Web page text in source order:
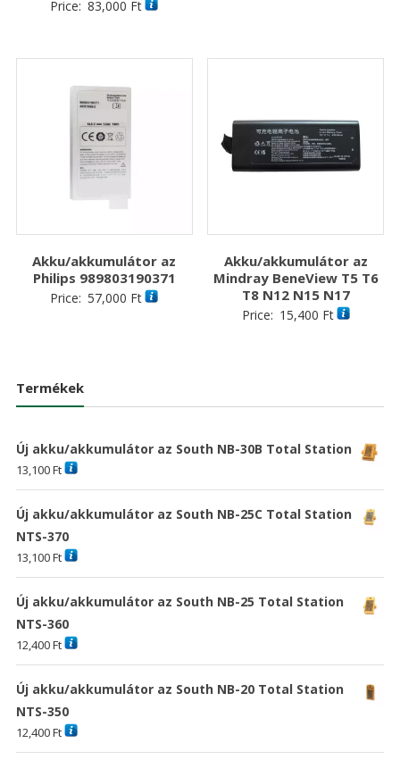
Price: 83,000 Ft
Akku/akkumulátor az
Philips 989803190371
Price: 57,000 Ft
Akku/akkumulátor az
Mindray BeneView T5 T6
T8 N12 N15 N17
Price: 15,400 Ft
Termékek
Új akku/akkumulátor az South NB-30B Total Station
13,100Ft
Új akku/akkumulátor az South NB-25C Total Station
NTS-370
13,100Ft
Új akku/akkumulátor az South NB-25 Total Station
NTS-360
12,400Ft
Új akku/akkumulátor az South NB-20 Total Station
NTS-350
12,400Ft